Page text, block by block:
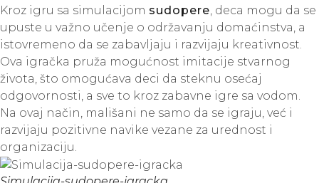
Kroz igru sa simulacijom sudopere, deca mogu da se
upuste u važno učenje o održavanju domaćinstva, a
istovremeno da se zabavljaju i razvijaju kreativnost.
Ova igračka pruža mogućnost imitacije stvarnog
života, što omogućava deci da steknu osećaj
odgovornosti, a sve to kroz zabavne igre sa vodom.
Na ovaj način, mališani ne samo da se igraju, već i
razvijaju pozitivne navike vezane za urednost i
organizaciju.